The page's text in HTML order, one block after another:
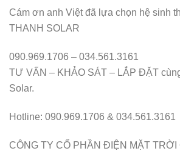
Cám ơn anh Việt đã lựa chọn hệ sinh
THANH SOLAR
090.969.1706 – 034.561.3161
TƯ VẤN – KHẢO SÁT – LẮP ĐẶT
Solar.
Hotline: 090.969.1706 & 034.561.3161
CÔNG TY CỔ PHẦN ĐIỆN MẶT TRỜI